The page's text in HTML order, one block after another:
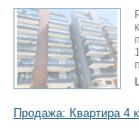
Продажа: Квартира 4